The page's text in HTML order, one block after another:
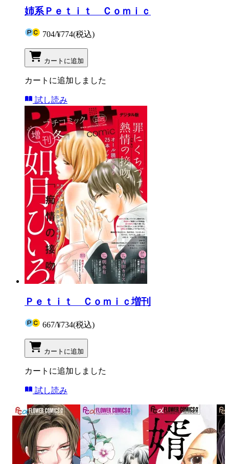
姉系Ｐｅｔｉｔ Ｃｏｍｉｃ
704/¥774(税込)
カートに追加
カートに追加しました
試し読み
Ｐｅｔｉｔ Ｃｏｍｉｃ増刊
667/¥734(税込)
カートに追加
カートに追加しました
試し読み